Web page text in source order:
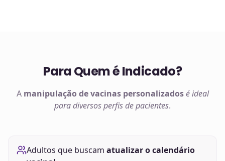
Para Quem é Indicado?
A manipulação devacinaspersonalizados é ideal
para diversos perfis de pacientes.
Adultos que buscam atualizar o calendário